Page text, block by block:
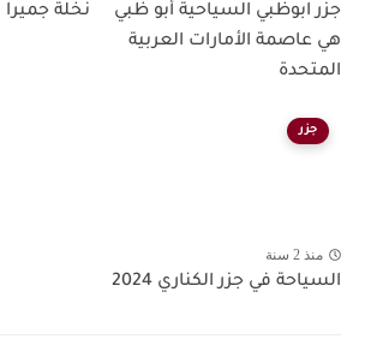
جزر ابوظبي السياحية أبو ظبي
هي عاصمة الأمارات العربية
المتحدة
نخلة جميرا
جزر
منذ 2 سنة
السياحة في جزر الكناري 2024